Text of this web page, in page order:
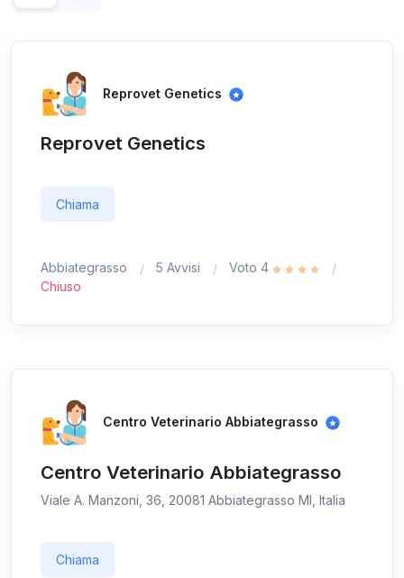
Reprovet Genetics
Reprovet Genetics
Chiama
Abbiategrasso 5 Avvisi
Voto 4
Chiuso
Centro Veterinario Abbiategrasso
Centro Veterinario Abbiategrasso
Viale A. Manzoni, 36, 20081 Abbiategrasso MI, Italia
Chiama